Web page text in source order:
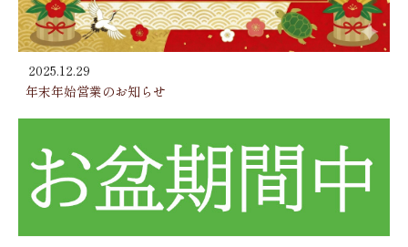
2025.12.29
年末年始営業のお知らせ